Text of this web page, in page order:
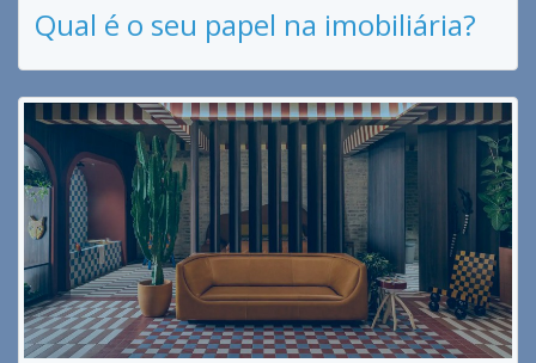
Qual é o seu papel na imobiliária?